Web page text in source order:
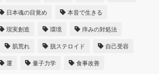
日本魂の目覚め 本音で生きる
現実創造 環境 痒みの対処法
肌荒れ 脱ステロイド 自己受容
運 量子力学 食事改善